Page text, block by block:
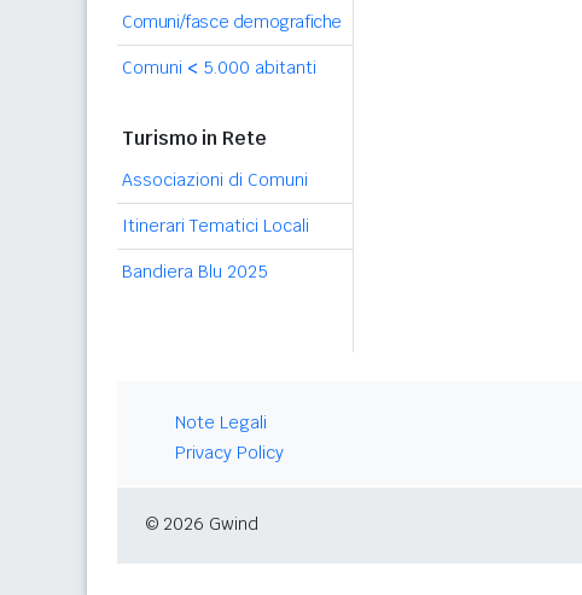
Comuni/fasce demografiche
Comuni < 5.000 abitanti
Turismo in Rete
Associazioni di Comuni
Itinerari Tematici Locali
Bandiera Blu 2025
Note Legali
Privacy Policy
© 2026 Gwind